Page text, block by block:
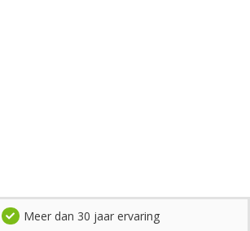
Meer dan 30 jaar ervaring